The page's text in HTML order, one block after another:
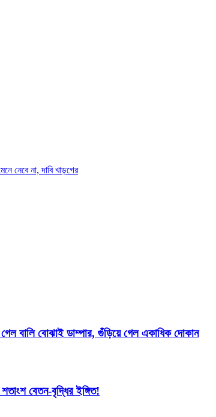
নেবে না, দাবি খাড়গের
বালি বোঝাই ডাম্পার, গুঁড়িয়ে গেল একাধিক দোকান
বেতন-বৃদ্ধির ইঙ্গিত!